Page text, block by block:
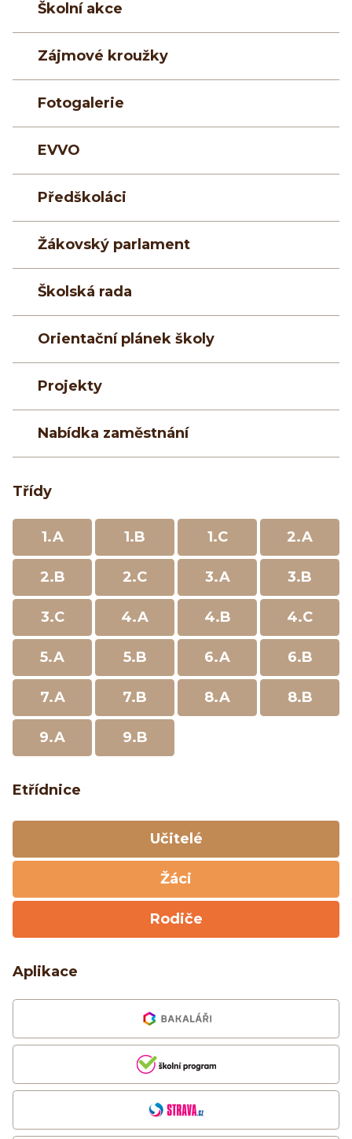
Školní akce
Zájmové kroužky
Fotogalerie
EVVO
Předškoláci
Žákovský parlament
Školská rada
Orientační plánek školy
Projekty
Nabídka zaměstnání
Třídy
1.A 1.B 1.C 2.A
2.B 2.C 3.A 3.B
3.C 4.A 4.B 4.C
5.A 5.B 6.A 6.B
7.A 7.B 8.A 8.B
9.A 9.B
Etřídnice
Učitelé
Žáci
Rodiče
Aplikace